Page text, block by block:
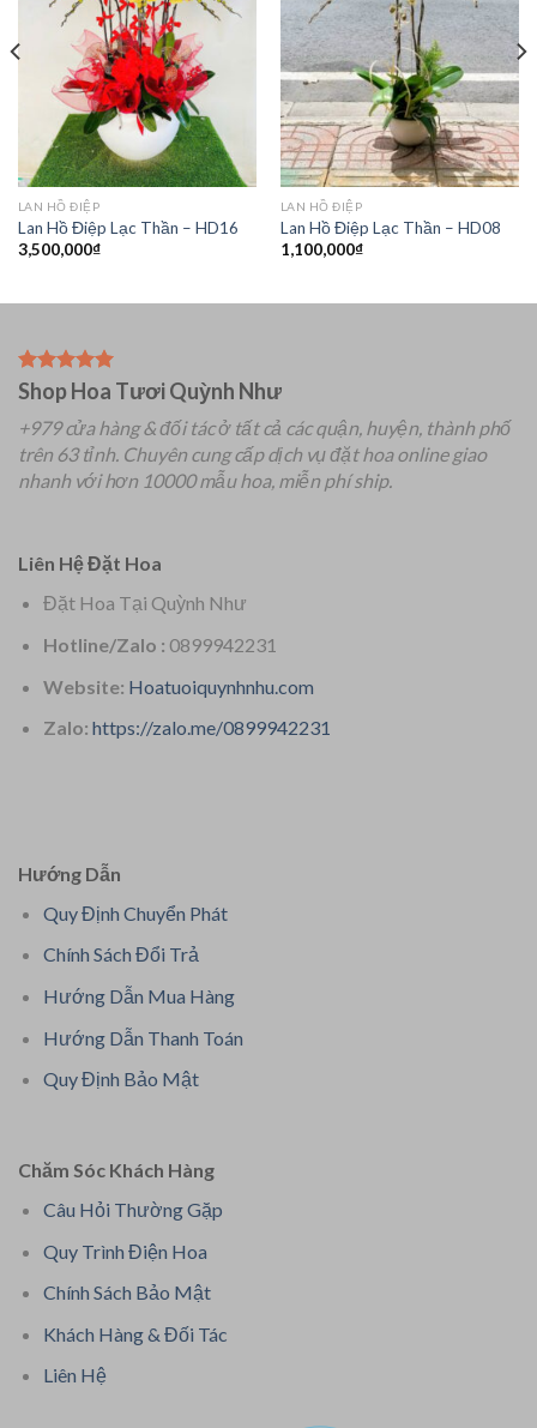
LAN HỒ ĐIỆP
Lan Hồ Điệp Lạc Thần – HD16
3,500,000₫
LAN HỒ ĐIỆP
Lan Hồ Điệp Lạc Thần – HD08
1,100,000₫
Shop Hoa Tươi Quỳnh Như
+979 cửa hàng & đối tác ở tất cả các quận, huyện, thành phố
trên 63 tỉnh. Chuyên cung cấp dịch vụ đặt hoa online giao
nhanh với hơn 10000 mẫu hoa, miễn phí ship.
Liên Hệ Đặt Hoa
Đặt Hoa Tại Quỳnh Như
Hotline/Zalo : 0899942231
Website: Hoatuoiquynhnhu.com
Zalo: https://zalo.me/0899942231
Hướng Dẫn
Quy Định Chuyển Phát
Chính Sách Đổi Trả
Hướng Dẫn Mua Hàng
Hướng Dẫn Thanh Toán
Quy Định Bảo Mật
Chăm Sóc Khách Hàng
Câu Hỏi Thường Gặp
Quy Trình Điện Hoa
Chính Sách Bảo Mật
Khách Hàng & Đối Tác
Liên Hệ